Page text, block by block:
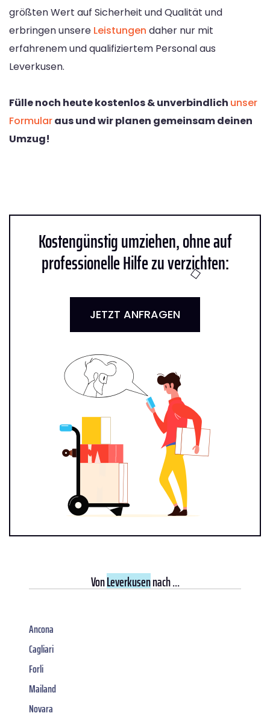
größten Wert auf Sicherheit und Qualität und
erbringen unsere Leistungen daher nur mit
erfahrenem und qualifiziertem Personal aus
Leverkusen.
Fülle noch heute kostenlos & unverbindlich unser
Formularaus und wir planen gemeinsam deinen
Umzug!
Kostengünstig umziehen, ohne auf
professionelle Hilfe zu verzichten:
JETZT ANFRAGEN
VonLeverkusennach ...
Ancona
Cagliari
Forli
Mailand
Novara